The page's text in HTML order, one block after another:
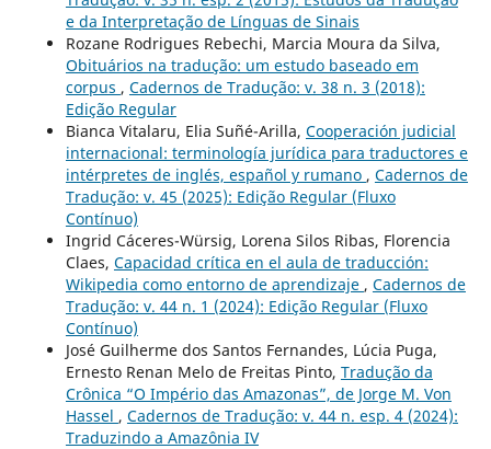
e da Interpretação de Línguas de Sinais
Rozane Rodrigues Rebechi, Marcia Moura da Silva,
Obituários na tradução: um estudo baseado em
corpus , Cadernos de Tradução: v. 38 n. 3 (2018):
Edição Regular
Bianca Vitalaru, Elia Suñé-Arilla, Cooperación judicial
internacional: terminología jurídica para traductores e
intérpretes de inglés, español y rumano , Cadernos de
Tradução: v. 45 (2025): Edição Regular (Fluxo
Contínuo)
Ingrid Cáceres-Würsig, Lorena Silos Ribas, Florencia
Claes, Capacidad crítica en el aula de traducción:
Wikipedia como entorno de aprendizaje , Cadernos de
Tradução: v. 44 n. 1 (2024): Edição Regular (Fluxo
Contínuo)
José Guilherme dos Santos Fernandes, Lúcia Puga,
Ernesto Renan Melo de Freitas Pinto, Tradução da
Crônica “O Império das Amazonas”, de Jorge M. Von
Hassel , Cadernos de Tradução: v. 44 n. esp. 4 (2024):
Traduzindo a Amazônia IV